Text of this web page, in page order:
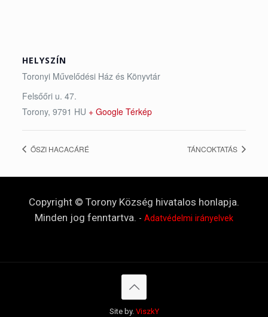
HELYSZÍN
Toronyi Művelődési Ház és Könyvtár
Felsőőri u. 47.
Torony, 9791 HU + Google Térkép
ŐSZI HACACÁRÉ TÁNCOKTATÁS
Copyright © Torony Község hivatalos honlapja.
Minden jog fenntartva. - Adatvédelmi irányelvek
Site by. ViszkY